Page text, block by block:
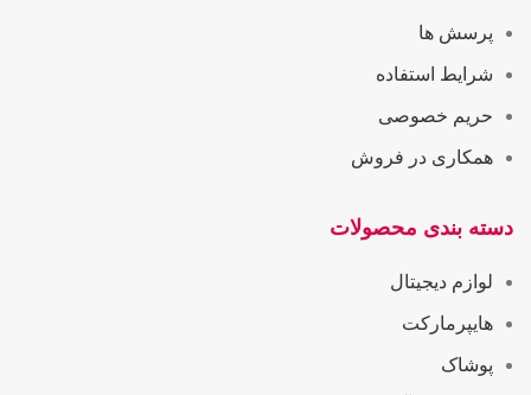
پرسش ها
شرایط استفاده
حریم خصوصی
همکاری در فروش
دسته بندی محصولات
لوازم دیجیتال
هایپرمارکت
پوشاک